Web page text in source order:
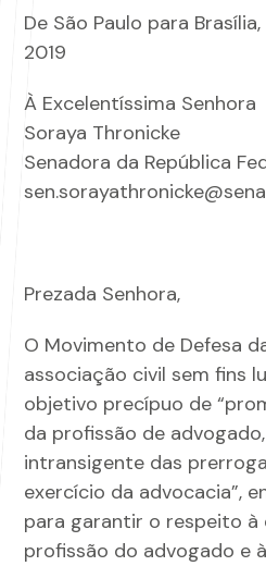
De São Paulo para
2019
À Excelentíssima Senhora
Soraya Thronicke
Senadora da República
Prezada Senhora,
O Movimento de Defesa
associação civil sem fins
objetivo precípuo de
da profissão de
intransigente das
exercício da advocacia”,
para garantir o respeito à
profissão do advogado e